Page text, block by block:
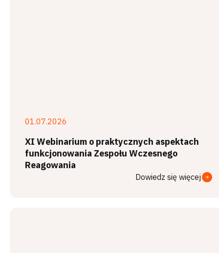
01.07.2026
XI Webinarium o praktycznych aspektach
funkcjonowania Zespołu Wczesnego
Reagowania
Dowiedz się więcej